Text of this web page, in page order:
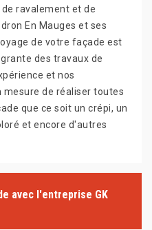
ravalement et de
En Mauges et ses
de votre façade est
des travaux de
et nos
mesure de réaliser toutes
que ce soit un crépi, un
et encore d'autres
avec l'entreprise GK